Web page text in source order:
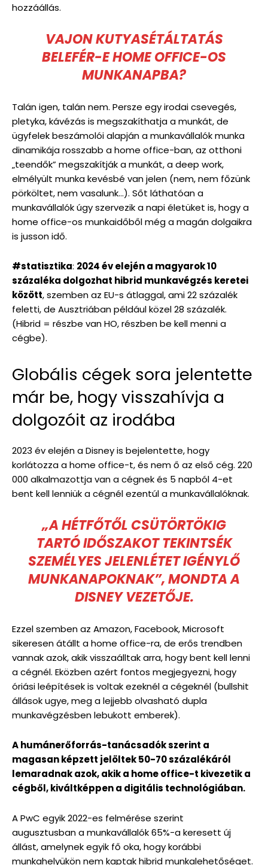
hozzáállás.
VAJON KUTYASÉTÁLTATÁS
BELEFÉR-E HOME OFFICE-OS
MUNKANAPBA?
Talán igen, talán nem. Persze egy irodai csevegés,
pletyka, kávézás is megszakíthatja a munkát, de
ügyfelek beszámolói alapján a munkavállalók munka
dinamikája rosszabb a home office-ban, az otthoni
„teendők” megszakítják a munkát, a deep work,
elmélyült munka kevésbé van jelen (nem, nem főzünk
pörköltet, nem vasalunk…). Sőt láthatóan a
munkavállalók úgy szervezik a napi életüket is, hogy a
home office-os munkaidőből még a magán dolgaikra
is jusson idő.
#statisztika: 2024 év elején a magyarok 10
százaléka dolgozhat hibrid munkavégzés keretei
között, szemben az EU-s átlaggal, ami 22 százalék
feletti, de Ausztriában például közel 28 százalék.
(Hibrid = részbe van HO, részben be kell menni a
cégbe).
Globális cégek sora jelentette
már be, hogy visszahívja a
dolgozóit az irodába
2023 év elején a Disney is bejelentette, hogy
korlátozza a home office-t, és nem ő az első cég. 220
000 alkalmazottja van a cégnek és 5 napból 4-et
bent kell lenniük a cégnél ezentúl a munkavállalóknak.
„A HÉTFŐTŐL CSÜTÖRTÖKIG
TARTÓ IDŐSZAKOT TEKINTSÉK
SZEMÉLYES JELENLÉTET IGÉNYLŐ
MUNKANAPOKNAK”, MONDTA A
DISNEY VEZETŐJE.
Ezzel szemben az Amazon, Facebook, Microsoft
sikeresen átállt a home office-ra, de erős trendben
vannak azok, akik visszaálltak arra, hogy bent kell lenni
a cégnél. Eközben azért fontos megjegyezni, hogy
óriási leépítések is voltak ezeknél a cégeknél (bullshit
állások ugye, meg a lejjebb olvasható dupla
munkavégzésben lebukott emberek).
A humánerőforrás-tanácsadók szerint a
magasan képzett jelöltek 50-70 százalékáról
lemaradnak azok, akik a home office-t kivezetik a
cégből, kiváltképpen a digitális technológiában.
A PwC egyik 2022-es felmérése szerint
augusztusban a munkavállalók 65%-a keresett új
állást, amelynek egyik fő oka, hogy korábbi
munkahelyükön nem kaptak hibrid munkalehetőséget.